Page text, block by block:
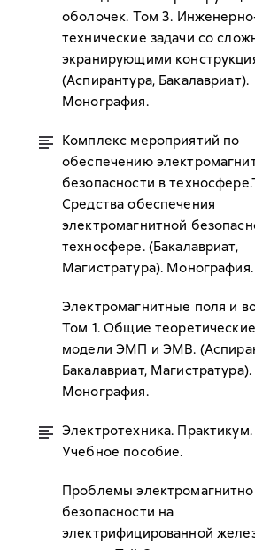
оболочек. Том 3.
технические задачи со
экранирующими
(Аспирантура, Бакалавриат).
Монография.
Комплекс мероприятий по
обеспечению
безопасности в
Средства обеспечения
электромагнитной
техносфере. (Бакалавриат,
Магистратура). Монография.
Электромагнитные поля и
Том 1. Общие теоретические
модели ЭМП и ЭМВ.
Бакалавриат, Магистратура).
Монография.
Электротехника.
Учебное пособие.
Проблемы
безопасности на
электрифицированной